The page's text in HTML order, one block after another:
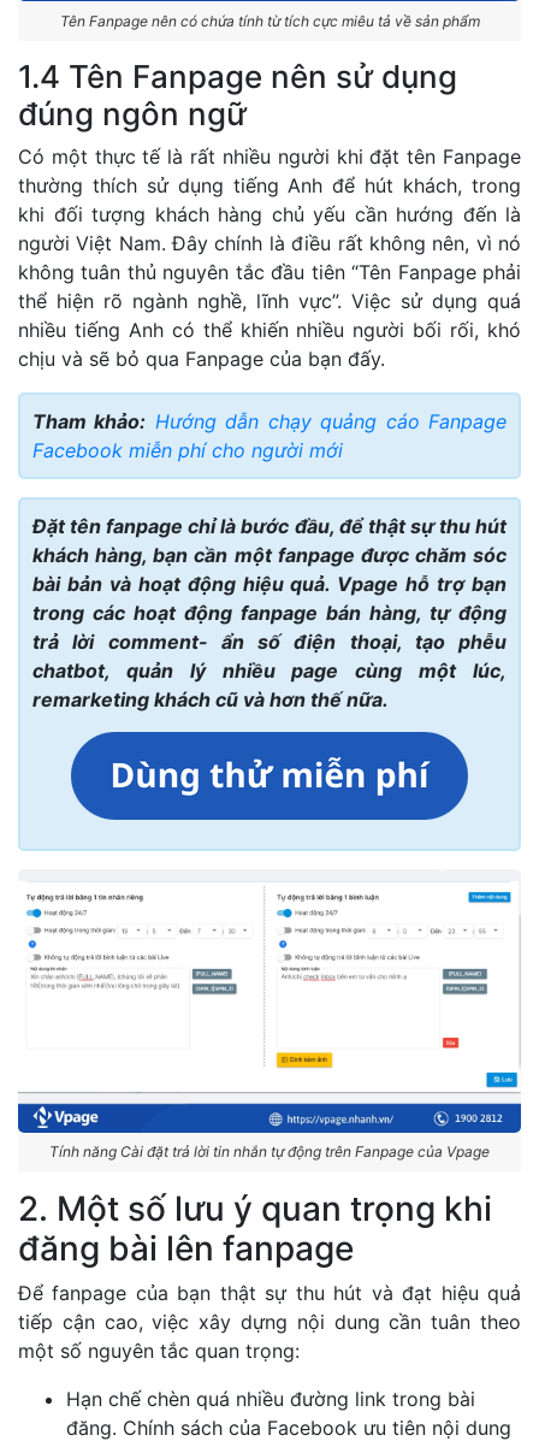
Tên Fanpage nên có chứa tính từ tích cực miêu tả về sản phẩm
1.4 Tên Fanpage nên sử dụng
đúng ngôn ngữ
Có một thực tế là rất nhiều người khi đặt tên Fanpage
thường thích sử dụng tiếng Anh để hút khách, trong
khi đối tượng khách hàng chủ yếu cần hướng đến là
người Việt Nam. Đây chính là điều rất không nên, vì nó
không tuân thủ nguyên tắc đầu tiên “Tên Fanpage phải
thể hiện rõ ngành nghề, lĩnh vực”. Việc sử dụng quá
nhiều tiếng Anh có thể khiến nhiều người bối rối, khó
chịu và sẽ bỏ qua Fanpage của bạn đấy.
Tham khảo: Hướng dẫn chạy quảng cáo Fanpage
Facebook miễn phí cho người mới
Đặt tên fanpage chỉ là bước đầu, để thật sự thu hút
khách hàng, bạn cần một fanpage được chăm sóc
bài bản và hoạt động hiệu quả. Vpage hỗ trợ bạn
trong các hoạt động fanpage bán hàng, tự động
trả lời comment- ẩn số điện thoại, tạo phễu
chatbot, quản lý nhiều page cùng một lúc,
remarketing khách cũ và hơn thế nữa.
Tính năng Cài đặt trả lời tin nhắn tự động trên Fanpage của Vpage
2. Một số lưu ý quan trọng khi
đăng bài lên fanpage
Để fanpage của bạn thật sự thu hút và đạt hiệu quả
tiếp cận cao, việc xây dựng nội dung cần tuân theo
một số nguyên tắc quan trọng:
Hạn chế chèn quá nhiều đường link trong bài
đăng. Chính sách của Facebook ưu tiên nội dung